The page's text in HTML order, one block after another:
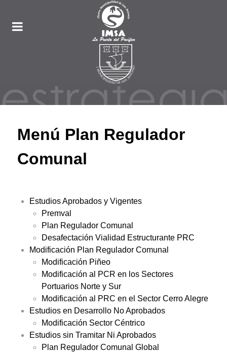
Menú Plan Regulador
Comunal
Estudios Aprobados y Vigentes
Premval
Plan Regulador Comunal
Desafectación Vialidad Estructurante PRC
Modificación Plan Regulador Comunal
Modificación Piñeo
Modificación al PCR en los Sectores
Portuarios Norte y Sur
Modificación al PRC en el Sector Cerro Alegre
Estudios en Desarrollo No Aprobados
Modificación Sector Céntrico
Estudios sin Tramitar Ni Aprobados
Plan Regulador Comunal Global